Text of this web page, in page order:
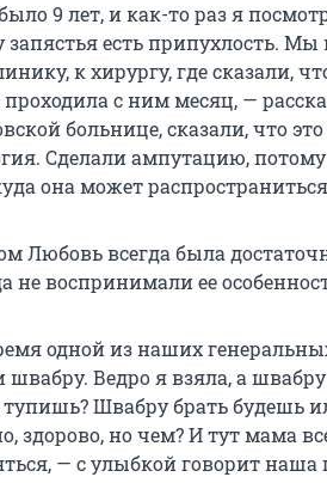
9 лет, и как-то раз я
запястья есть припухлость.
к хирургу, где сказали,
проходила с ним месяц, —
больнице, сказали, что
Сделали ампутацию,
она может
Любовь всегда была
не воспринимали ее
одной из наших
швабру. Ведро я взяла, а
Швабру брать будешь
здорово, но чем? И тут мама
— с улыбкой говорит наша